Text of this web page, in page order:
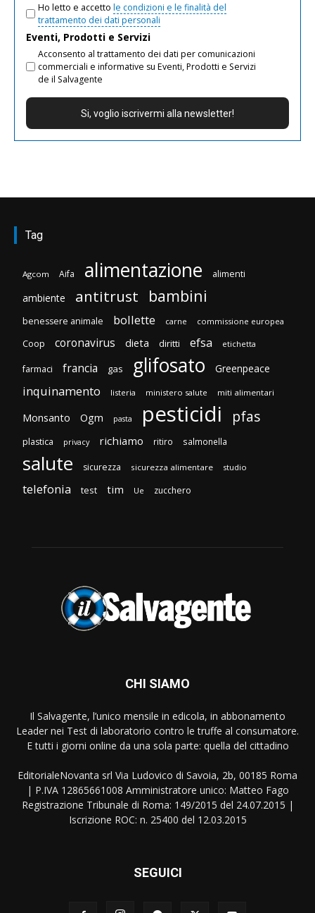
Ho letto e accetto le condizioni e le finalità del
trattamento dei dati personali
Eventi, Prodotti e Servizi
Acconsento al trattamento dei dati per comunicazioni
commerciali e informative su Eventi, Prodotti e Servizi
de il Salvagente
Tag
Agcom Aifa alimentazione alimenti
ambiente antitrust bambini
benessere animale bollette carne commissione europea
Coop coronavirus dieta diritti efsa etichetta
farmaci francia gas glifosato Greenpeace
inquinamento listeria ministero salute miti alimentari
Monsanto Ogm pasta pesticidi pfas
plastica privacy richiamo ritiro salmonella
salute sicurezza sicurezza alimentare studio
telefonia test tim Ue zucchero
CHI SIAMO
Il Salvagente, l’unico mensile in edicola, in abbonamento
Leader nei Test di laboratorio contro le truffe al consumatore.
E tutti i giorni online da una sola parte: quella del cittadino
EditorialeNovanta srl Via Ludovico di Savoia, 2b, 00185 Roma
| P.IVA 12865661008 Amministratore unico: Matteo Fago
Registrazione Tribunale di Roma: 149/2015 del 24.07.2015 |
Iscrizione ROC: n. 25400 del 12.03.2015
SEGUICI